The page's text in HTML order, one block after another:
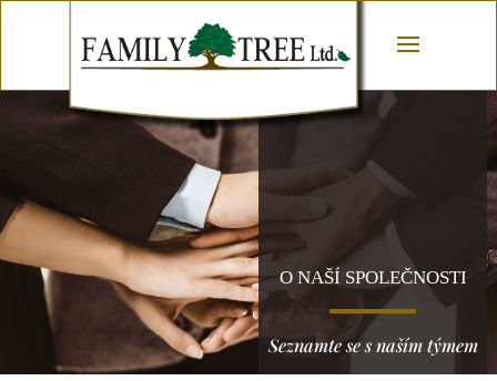
O NAŠÍ SPOLEČNOSTI
Seznamte se s naším týmem